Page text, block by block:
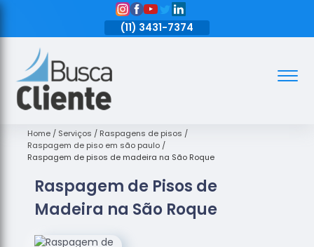
(11) 3431-7374
Assoalhos
de Madeira
Decks de
Empresas
de
de Madeira
Home Serviços
Raspagens de pisos
Raspagem de piso em são paulo
Raspagem de pisos de madeira na São Roque
Raspagem de Pisos de
Madeira na São Roque